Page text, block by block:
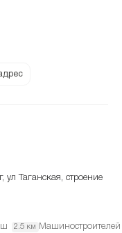
ул Таганская, строение
2.5 км Машиностроителей